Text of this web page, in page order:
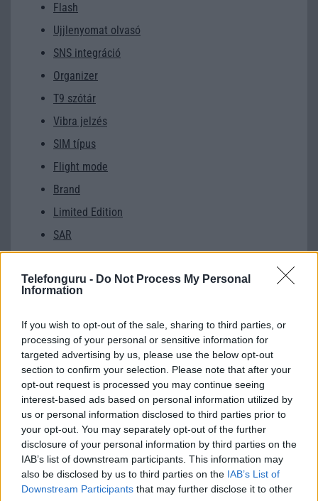
Telefonguru - Do Not Process My Personal
Information
If you wish to opt-out of the sale, sharing to third parties, or
processing of your personal or sensitive information for
targeted advertising by us, please use the below opt-out
section to confirm your selection. Please note that after your
opt-out request is processed you may continue seeing
interest-based ads based on personal information utilized by
us or personal information disclosed to third parties prior to
your opt-out. You may separately opt-out of the further
disclosure of your personal information by third parties on the
IAB’s list of downstream participants. This information may
also be disclosed by us to third parties on the IAB’s List of
Downstream Participants that may further disclose it to other
Flash
Ujjlenyomat olvasó
SNS integráció
Organizer
T9 szótár
Vibra jelzés
SIM típus
Flight mode
Brand
Limited Edition
SAR
Címkék: akku Akkumulátor aksi android
apple bluetooth
ellopott telefon
elveszett telefon
folyadékkristályos technológia
főzött rom
google google play gorilla glass gps
gyorsan merülő akkumulátor hibrid ios iphone itunes
képernyő kezelőfelület kijelző
külső memória Litium lte memória metál
metaverzum microsoft mobilinternet